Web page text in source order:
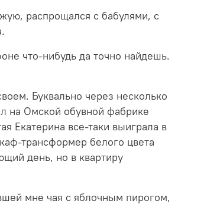
распрощался с бабулями, с
что-нибудь да точно найдешь.
Буквально через несколько
на Омской обувной фабрике
Екатерина все-таки выиграла в
трансформер белого цвета
день, но в квартиру
мне чая с яблочным пирогом,